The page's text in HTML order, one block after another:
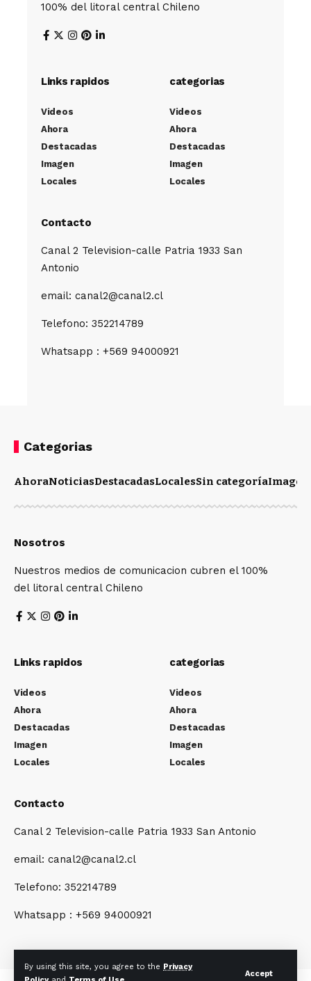
By using this site, you agree to the Privacy
Accept
100% del litoral central Chileno
Links rapidos
Videos
Ahora
Destacadas
Imagen
Locales
categorias
Videos
Ahora
Destacadas
Imagen
Locales
Contacto
Canal 2 Television-calle Patria 1933 San
Antonio
email: canal2@canal2.cl
Telefono: 352214789
Whatsapp : +569 94000921
Categorias
AhoraNoticiasDestacadasLocalesSin categoríaImagen
Nosotros
Nuestros medios de comunicacion cubren el 100%
del litoral central Chileno
Links rapidos
Videos
Ahora
Destacadas
Imagen
Locales
categorias
Videos
Ahora
Destacadas
Imagen
Locales
Contacto
Canal 2 Television-calle Patria 1933 San Antonio
email: canal2@canal2.cl
Telefono: 352214789
Whatsapp : +569 94000921